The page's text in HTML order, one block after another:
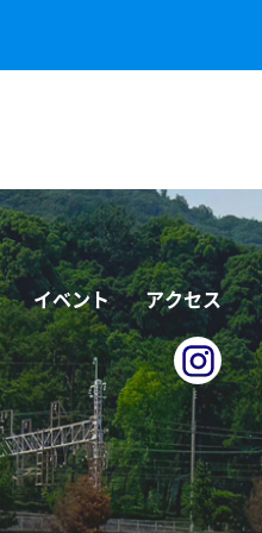
イベント アクセス